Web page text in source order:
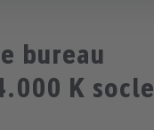
bureau
K socle